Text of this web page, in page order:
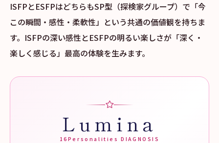
ISFPとESFPはどちらもSP型（探検家グループ）で「今
この瞬間・感性・柔軟性」という共通の価値観を持ちま
す。ISFPの深い感性とESFPの明るい楽しさが「深く・
楽しく感じる」最高の体験を生みます。
Lumina
16Personalities DIAGNOSIS